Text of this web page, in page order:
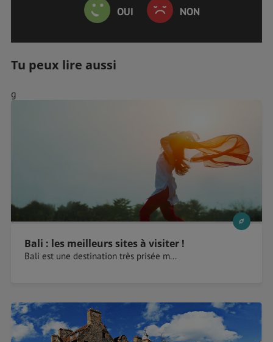
OUI NON
Tu peux lire aussi
g
Bali : les meilleurs sites à visiter !
Bali est une destination très prisée m...